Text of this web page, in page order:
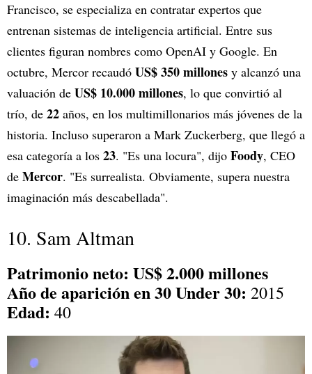
Francisco, se especializa en contratar expertos que
entrenan sistemas de inteligencia artificial. Entre sus
clientes figuran nombres como OpenAI y Google. En
octubre, Mercor recaudó US$ 350 millones y alcanzó una
valuación de US$ 10.000 millones, lo que convirtió al
trío, de 22 años, en los multimillonarios más jóvenes de la
historia. Incluso superaron a Mark Zuckerberg, que llegó a
esa categoría a los 23. "Es una locura", dijo Foody, CEO
de Mercor. "Es surrealista. Obviamente, supera nuestra
imaginación más descabellada".
10. Sam Altman
Patrimonio neto: US$ 2.000 millones
Año de aparición en 30 Under 30: 2015
Edad: 40